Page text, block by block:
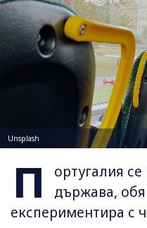
Unsplash
П
ортугалия
държава,
експериментира с